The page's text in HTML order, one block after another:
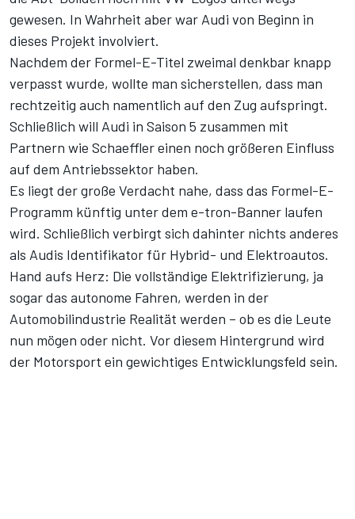
gewesen. In Wahrheit aber war Audi von Beginn in
dieses Projekt involviert.
Nachdem der Formel-E-Titel zweimal denkbar knapp
verpasst wurde, wollte man sicherstellen, dass man
rechtzeitig auch namentlich auf den Zug aufspringt.
Schließlich will Audi in Saison 5 zusammen mit
Partnern wie Schaeffler einen noch größeren Einfluss
auf dem Antriebssektor haben.
Es liegt der große Verdacht nahe, dass das Formel-E-
Programm künftig unter dem e-tron-Banner laufen
wird. Schließlich verbirgt sich dahinter nichts anderes
als Audis Identifikator für Hybrid- und Elektroautos.
Hand aufs Herz: Die vollständige Elektrifizierung, ja
sogar das autonome Fahren, werden in der
Automobilindustrie Realität werden – ob es die Leute
nun mögen oder nicht. Vor diesem Hintergrund wird
der Motorsport ein gewichtiges Entwicklungsfeld sein.